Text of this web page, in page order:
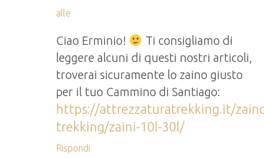
alle
Ciao Erminio!
Ti consigliamo di
leggere alcuni di questi nostri articoli,
troverai sicuramente lo zaino giusto
per il tuo Cammino di Santiago:
https://attrezzaturatrekking.it/
trekking/zaini-10l-30l/
Rispondi